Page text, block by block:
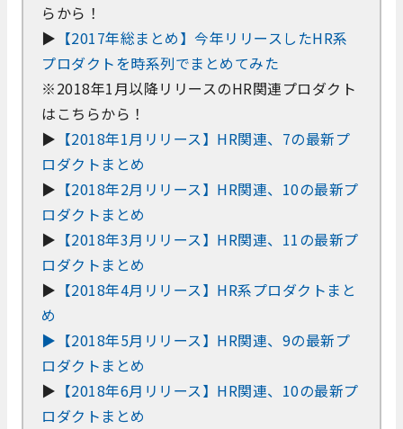
らから！
▶ 【2017年総まとめ】今年リリースしたHR系
プロダクトを時系列でまとめてみた
※2018年1月以降リリースのHR関連プロダクト
はこちらから！
▶ 【2018年1月リリース】HR関連、7の最新プ
ロダクトまとめ
▶ 【2018年2月リリース】HR関連、10の最新プ
ロダクトまとめ
▶ 【2018年3月リリース】HR関連、11の最新プ
ロダクトまとめ
▶ 【2018年4月リリース】HR系プロダクトまと
め
▶ 【2018年5月リリース】HR関連、9の最新プ
ロダクトまとめ
▶ 【2018年6月リリース】HR関連、10の最新プ
ロダクトまとめ